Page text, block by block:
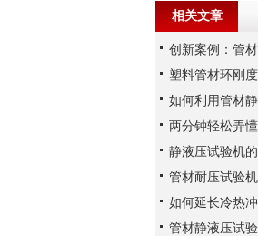
相关文章
管材耐压试验
管材静液压试